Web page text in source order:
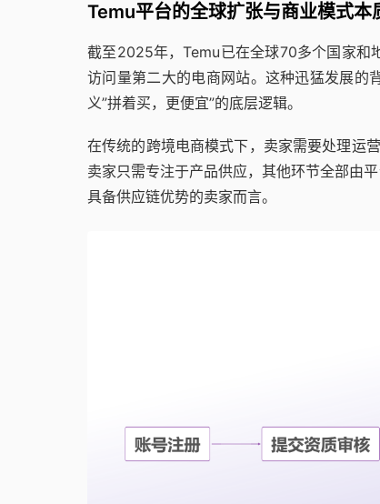
Temu平台的全球扩张与商业模式本
截至2025年，Temu已在全球70多个国家和
访问量第二大的电商网站。这种迅猛发展的
义”拼着买，更便宜”的底层逻辑。
在传统的跨境电商模式下，卖家需要处理运
卖家只需专注于产品供应，其他环节全部由
具备供应链优势的卖家而言。